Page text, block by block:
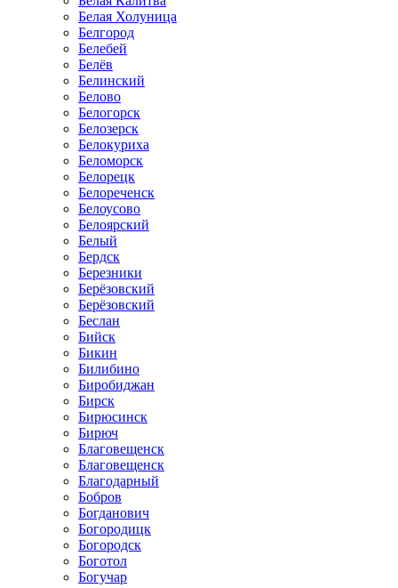
Белая Холуница
Белгород
Белебей
Белёв
Белинский
Белово
Белогорск
Белозерск
Белокуриха
Беломорск
Белорецк
Белореченск
Белоусово
Белоярский
Белый
Бердск
Березники
Берёзовский
Берёзовский
Беслан
Бийск
Бикин
Билибино
Биробиджан
Бирск
Бирюсинск
Бирюч
Благовещенск
Благовещенск
Благодарный
Бобров
Богданович
Богородицк
Богородск
Боготол
Богучар